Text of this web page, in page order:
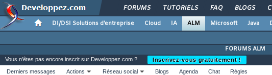
FORUMS TUTORIELS FAQ BLOGS
DI/DSI Solutions d'entreprise Cloud IA ALM Microsoft Java
FORUMS ALM
Vous n'êtes pas encore inscrit sur Developpez.com ?
Inscrivez-vous gratuitement !
Derniers messages
Actions Réseau social Blogs Agenda Chat Règles